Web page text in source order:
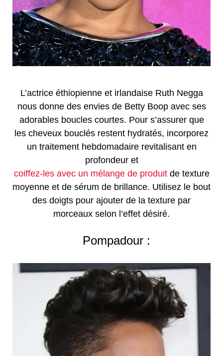
L’actrice éthiopienne et irlandaise Ruth Negga
nous donne des envies de Betty Boop avec ses
adorables boucles courtes. Pour s’assurer que
les cheveux bouclés restent hydratés, incorporez
un traitement hebdomadaire revitalisant en
profondeur et
coiffez-les avec un mélange de produitde texture
moyenne et de sérum de brillance. Utilisez le bout
des doigts pour ajouter de la texture par
morceaux selon l’effet désiré.
Pompadour :